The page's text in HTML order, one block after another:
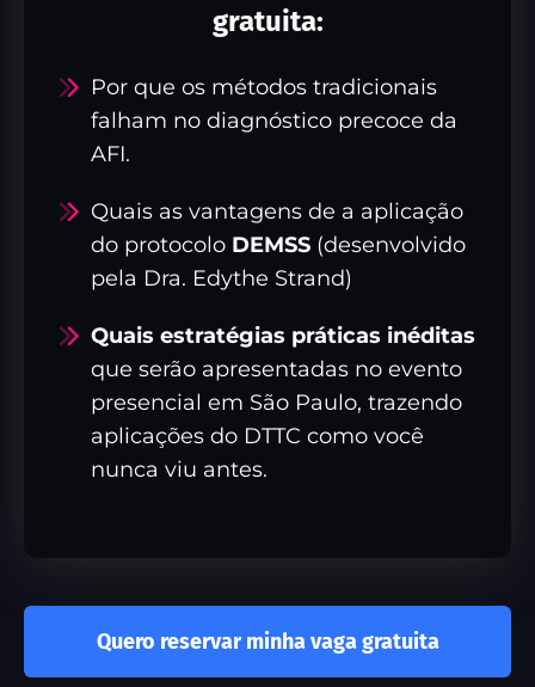
gratuita:
Por que os métodos tradicionais
falham no diagnóstico precoce da
AFI.
Quais as vantagens de a aplicação
do protocolo DEMSS (desenvolvido
pela Dra. Edythe Strand)
Quais estratégias práticas inéditas
que serão apresentadas no evento
presencial em São Paulo, trazendo
aplicações do DTTC como você
nunca viu antes.
Quero reservar minha vaga gratuita